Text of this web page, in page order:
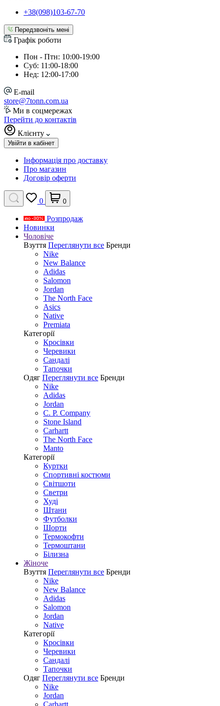
+38(098)103-67-70
Передзвоніть мені
Графік роботи
Пон - Птн: 10:00-19:00
Суб: 11:00-18:00
Нед: 12:00-17:00
E-mail
store@7tonn.com.ua
Ми в соцмережах
Перейти до контактів
Клієнту
Увійти в кабінет
Інформація про доставку
Про магазин
Договір оферти
0 0
Розпродаж
Новинки
Чоловіче
Взуття Переглянути все Бренди
Nike
New Balance
Adidas
Salomon
Jordan
The North Face
Asics
Native
Premiata
Категорії
Кросівки
Черевики
Сандалі
Tапочки
Одяг Переглянути все Бренди
Nike
Adidas
Jordan
C. P. Company
Stone Island
Carhartt
The North Face
Manto
Категорії
Куртки
Спортивні костюми
Світшоти
Светри
Худі
Штани
Футболки
Шорти
Термокофти
Термоштани
Білизна
Жіноче
Взуття Переглянути все Бренди
Nike
New Balance
Adidas
Salomon
Jordan
Native
Категорії
Кросівки
Черевики
Сандалі
Tапочки
Одяг Переглянути все Бренди
Nike
Jordan
Carhartt